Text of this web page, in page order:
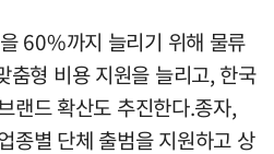
60%까지 늘리기 위해 물류
춤형 비용 지원을 늘리고, 한국
랜드 확산도 추진한다.종자,
종별 단체 출범을 지원하고 상